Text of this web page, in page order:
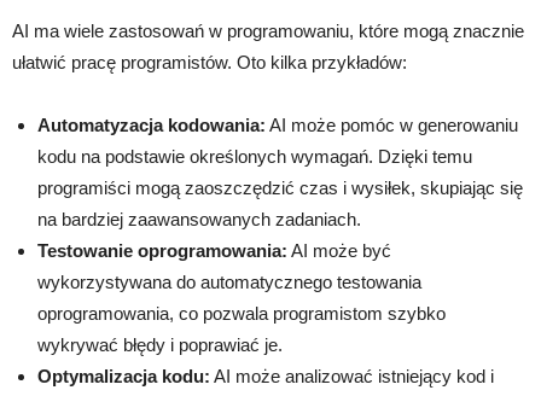
AI ma wiele zastosowań w programowaniu, które mogą znacznie
ułatwić pracę programistów. Oto kilka przykładów:
Automatyzacja kodowania: AI może pomóc w generowaniu
kodu na podstawie określonych wymagań. Dzięki temu
programiści mogą zaoszczędzić czas i wysiłek, skupiając się
na bardziej zaawansowanych zadaniach.
Testowanie oprogramowania: AI może być
wykorzystywana do automatycznego testowania
oprogramowania, co pozwala programistom szybko
wykrywać błędy i poprawiać je.
Optymalizacja kodu: AI może analizować istniejący kod i